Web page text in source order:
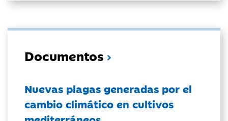
Documentos
Nuevas plagas generadas por el
cambio climático en cultivos